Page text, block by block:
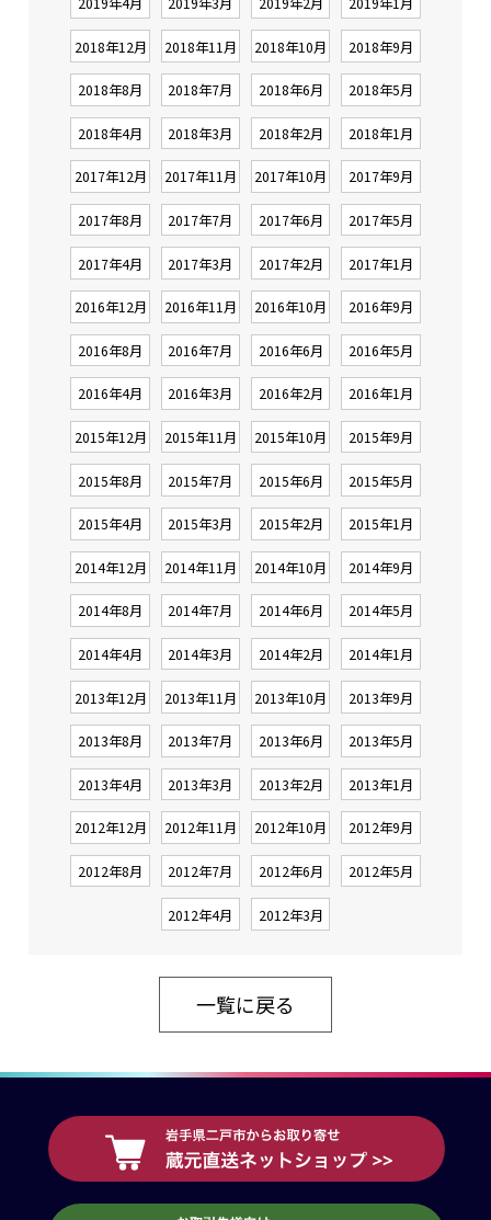
2018年12月 2018年11月 2018年10月 2018年9月
2018年8月 2018年7月 2018年6月 2018年5月
2018年4月 2018年3月 2018年2月 2018年1月
2017年12月 2017年11月 2017年10月 2017年9月
2017年8月 2017年7月 2017年6月 2017年5月
2017年4月 2017年3月 2017年2月 2017年1月
2016年12月 2016年11月 2016年10月 2016年9月
2016年8月 2016年7月 2016年6月 2016年5月
2016年4月 2016年3月 2016年2月 2016年1月
2015年12月 2015年11月 2015年10月 2015年9月
2015年8月 2015年7月 2015年6月 2015年5月
2015年4月 2015年3月 2015年2月 2015年1月
2014年12月 2014年11月 2014年10月 2014年9月
2014年8月 2014年7月 2014年6月 2014年5月
2014年4月 2014年3月 2014年2月 2014年1月
2013年12月 2013年11月 2013年10月 2013年9月
2013年8月 2013年7月 2013年6月 2013年5月
2013年4月 2013年3月 2013年2月 2013年1月
2012年12月 2012年11月 2012年10月 2012年9月
2012年8月 2012年7月 2012年6月 2012年5月
2012年4月 2012年3月
一覧に戻る